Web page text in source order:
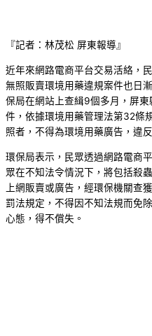
『記者：林茂松 屏東報導』
近年來網路電商平台交易活絡，
無照販賣環境用藥違規案件也日
保局在網站上查緝9個多月，屏
件，依據環境用藥管理法第32條
照者，不得為環境用藥廣告，違
環保局表示，民眾透過網路電商
眾在不知法令情況下，將包括殺
上網販賣或廣告，經環保機關查
罰法規定，不得因不知法規而免
心態，得不償失。